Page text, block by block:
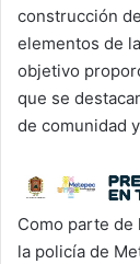
construcción
elementos de
objetivo
que se
de comunidad
Como parte
la policía de